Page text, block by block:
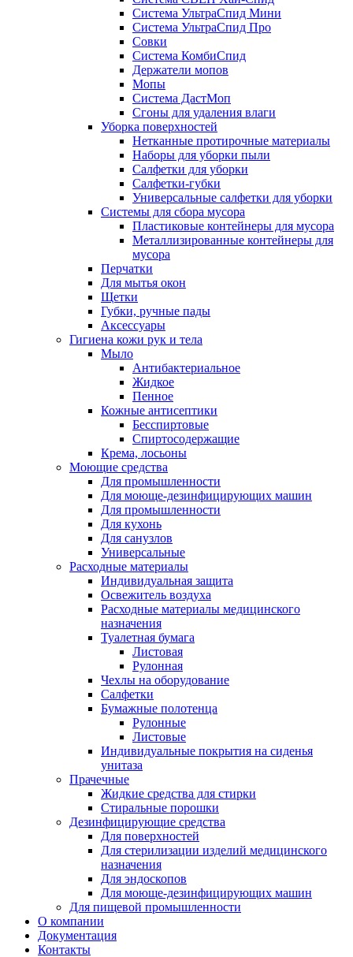
Система УльтраСпид Мини
Система УльтраСпид Про
Совки
Система КомбиСпид
Держатели мопов
Мопы
Система ДастМоп
Сгоны для удаления влаги
Уборка поверхностей
Нетканные протирочные материалы
Наборы для уборки пыли
Салфетки для уборки
Салфетки-губки
Универсальные салфетки для уборки
Системы для сбора мусора
Пластиковые контейнеры для мусора
Металлизированные контейнеры для
мусора
Перчатки
Для мытья окон
Щетки
Губки, ручные пады
Аксессуары
Гигиена кожи рук и тела
Мыло
Антибактериальное
Жидкое
Пенное
Кожные антисептики
Бесспиртовые
Cпиртосодержащие
Крема, лосьоны
Моющие средства
Для промышленности
Для моюще-дезинфицирующих машин
Для промышленности
Для кухонь
Для санузлов
Универсальные
Расходные материалы
Индивидуальная защита
Освежитель воздуха
Расходные материалы медицинского
назначения
Туалетная бумага
Листовая
Рулонная
Чехлы на оборудование
Салфетки
Бумажные полотенца
Рулонные
Листовые
Индивидуальные покрытия на сиденья
унитаза
Прачечные
Жидкие средства для стирки
Стиральные порошки
Дезинфицирующие средства
Для поверхностей
Для стерилизации изделий медицинского
назначения
Для эндоскопов
Для моюще-дезинфицирующих машин
Для пищевой промышленности
О компании
Документация
Контакты